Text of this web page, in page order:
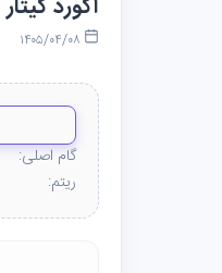
گام اصلی:
ریتم: